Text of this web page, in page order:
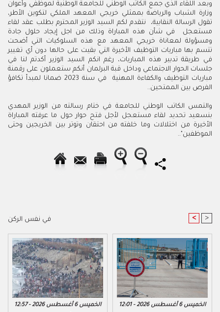
وبعد اللقاء الذي جمع الكاتب الوطني للجامعة الوطنية لموظفي وأعوان
وزارة الشباب والرياضة بممثلي خريجي المعهد الملكي لتكوين الأطر،
تقول الرسالة النقابية، نتقدم لكم السيد الوزير المحترم بطلب عقد لقاء
مستعجل في شأن هذه المباراة وذلك من اجل إيجاد حلول جادة
ومسؤولة لمعاناة خريجي المعهد مع هذه السلوكيات التي أضحت
تتسم بها مباريات التوظيف الأخيرة التي بقيت على حالها دون أي تغيير
في طريقة تدبير هذه المباريات، رغم انكم السيد الوزير أكدتم لنا في
جلسات الحوار الاجتماعي وداخل قبة البرلمان أنكم ستعملون على رقمنة
مباريات التوظيف والكفاءة المهنية في سنة 2023 ضمانا لمبدأ تكافؤ
الفرص بين الممتحين..
والتمس الكاتب الوطني للجامعة في ختام رسالته من الوزير المهدي
بنسعيد تحديد لقاء مستعجل لأجل فتح حوار حول ما عرفته المباراة
الأخيرة من اختلالات وما خلفته من احتقان وتوتر بين الخريجين وحتى
الموظفين"..
في نفس الركن < >
الخميس 6 أغسطس 2026 - 12:57 الخميس 6 أغسطس 2026 - 12:01